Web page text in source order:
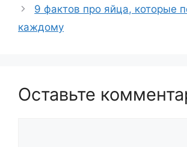
9 фактов про яйца, которые
каждому
Оставьте